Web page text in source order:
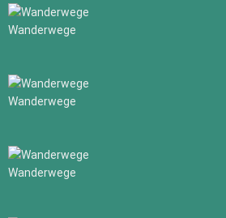
Wanderwege
Wanderwege
Wanderwege